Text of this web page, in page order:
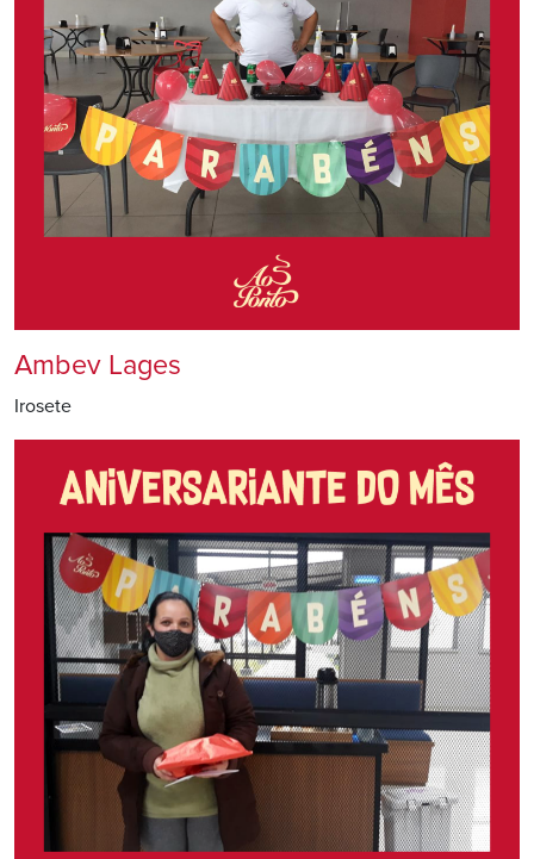
Ambev Lages
Irosete